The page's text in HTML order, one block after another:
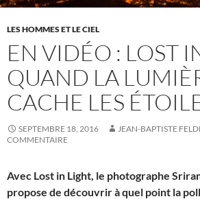
LES HOMMES ET LE CIEL
EN VIDÉO : LOST
QUAND LA
CACHE LES
SEPTEMBRE 18, 2016 JEAN-BAPTISTE
COMMENTAIRE
Avec Lost in Light, le photographe
propose de découvrir à quel point la